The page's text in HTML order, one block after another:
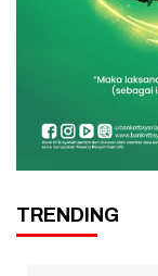
TRENDING